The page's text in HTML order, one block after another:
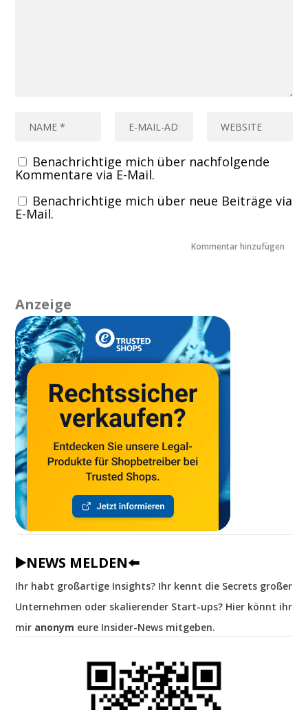
Benachrichtige mich über nachfolgende
Kommentare via E-Mail.
Benachrichtige mich über neue Beiträge via
E-Mail.
Anzeige
▶️NEWS MELDEN⬅️
Ihr habt großartige Insights? Ihr kennt die Secrets großer
Unternehmen oder skalierender Start-ups? Hier könnt ihr
mir anonym eure Insider-News mitgeben.